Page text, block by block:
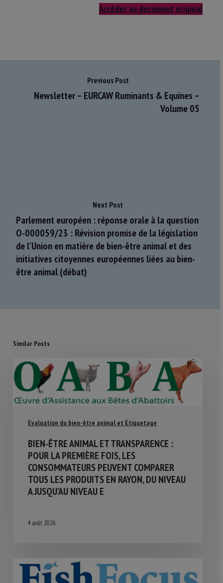
Accéder au document original
Previous Post
Newsletter – EURCAW Ruminants & Equines –
Volume 05
Next Post
Parlement européen : réponse orale à la question
O-000059/23 : Révision promise de la législation
de l'Union en matière de bien-être animal et des
initiatives citoyennes européennes liées au bien-
être animal (débat)
Similar Posts
Evaluation du bien-être animal et Etiquetage
BIEN-ÊTRE ANIMAL ET TRANSPARENCE :
POUR LA PREMIÈRE FOIS, LES
CONSOMMATEURS PEUVENT COMPARER
TOUS LES PRODUITS EN RAYON, DU NIVEAU
A JUSQU’AU NIVEAU E
4 août 2026